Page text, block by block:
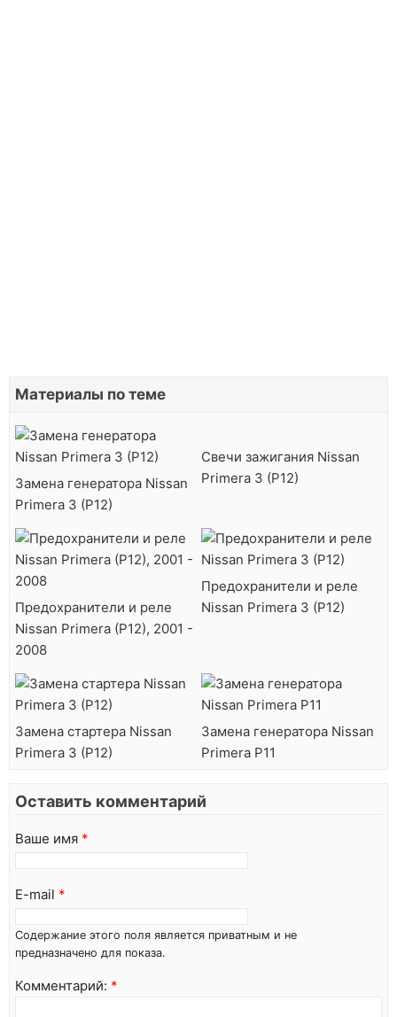
Материалы по теме
Замена генератора Nissan
Primera 3 (P12)
Свечи зажигания Nissan
Primera 3 (P12)
Предохранители и реле
Nissan Primera (P12), 2001 -
2008
Предохранители и реле
Nissan Primera 3 (P12)
Замена стартера Nissan
Primera 3 (P12)
Замена генератора Nissan
Primera P11
Оставить комментарий
Ваше имя *
E-mail *
Содержание этого поля является приватным и не
предназначено для показа.
Комментарий: *